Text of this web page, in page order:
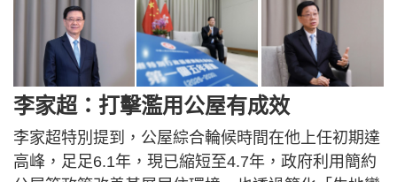
李家超：打擊濫用公屋有成效
李家超特別提到，公屋綜合輪候時間在他上任初期達
高峰，足足6.1年，現已縮短至4.7年，政府利用簡約